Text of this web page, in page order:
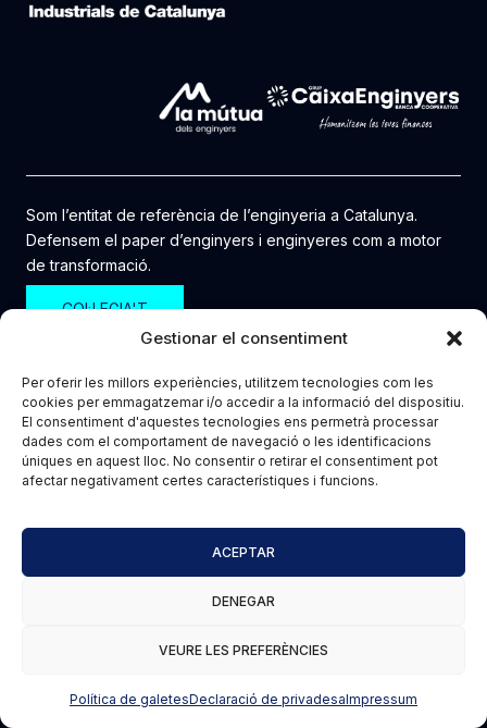
Gestionar el consentiment
Per oferir les millors experiències, utilitzem tecnologies com les
cookies per emmagatzemar i/o accedir a la informació del dispositiu.
El consentiment d'aquestes tecnologies ens permetrà processar
dades com el comportament de navegació o les identificacions
úniques en aquest lloc. No consentir o retirar el consentiment pot
afectar negativament certes característiques i funcions.
ACEPTAR
DENEGAR
VEURE LES PREFERÈNCIES
Política de galetesDeclaració de privadesaImpressum
Som l’entitat de referència de l’enginyeria a Catalunya.
Defensem el paper d’enginyers i enginyeres com a motor
de transformació.
COL·LEGIA'T
CONTACTE
Demarcació de Tarragona
Carrer Escrivanies Velles 6 (cantonada Mare de Déu del Claustre)
43003 Tarragona
tarraco@eic.cat
Setmana Santa, estiu i Nadal: